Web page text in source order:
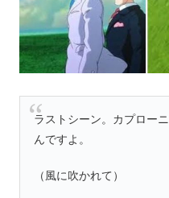
ラストシーン。カプロー
んですよ。
（風に吹かれて）